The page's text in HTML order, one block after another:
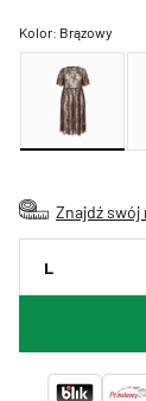
Kolor: Brązowy
Znajdź swój
L